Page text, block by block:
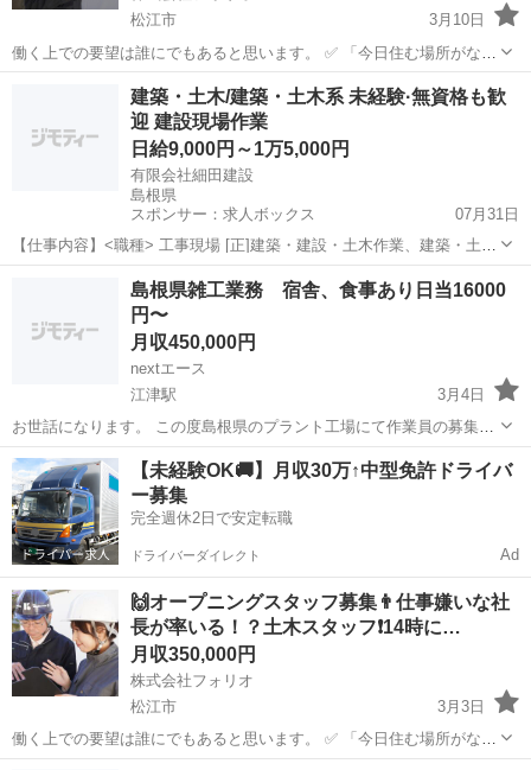
松江市
3月10日
働く上での要望は誰にでもあると思います。 ✅ 「今日住む場所がな
い、即入寮したい」 ✅ 「手持ちがピンチ、明日日払いが欲しい」 ✅
「経験ないけど、とにかく稼ぎたい」 私たちにご相談いただければ、
松江市 土木
建築・土木/建築・土木系 未経験·無資格も歓
迎 建設現場作業
日給9,000円～1万5,000円
有限会社細田建設
島根県
スポンサー：求人ボックス
07月31日
【仕事内容】<職種> 工事現場 [正]建築・建設・土木作業、建築・土木
その他 <雇用形態> 正社員 <給与> [正]日給9,000円～15,000円 日給
9,000円～15,000円 月額207,000円～345,000円 日給9...
島根県雑工業務 宿舎、食事あり日当16000
円〜
月収450,000円
nextエース
江津駅
3月4日
お世話になります。 この度島根県のプラント工場にて作業員の募集を
しています。 雑工業務となっており 軽作業が主となります。 基本日
曜日休み 宿舎は1人一部屋を手配致します 食事も宿舎についてない場
合は 1日あたり150...
島根 江津市 江津駅 その他 業務
【未経験OK🚚】月収30万↑中型免許ドライバ
ー募集
完全週休2日で安定転職
ドライバーダイレクト Ad
🙌オープニングスタッフ募集👨仕事嫌いな社
長が率いる！？土木スタッフ❗️14時に…
月収350,000円
株式会社フォリオ
松江市
3月3日
働く上での要望は誰にでもあると思います。 ✅ 「今日住む場所がな
い、即入寮したい」 ✅ 「手持ちがピンチ、明日日払いが欲しい」 ✅